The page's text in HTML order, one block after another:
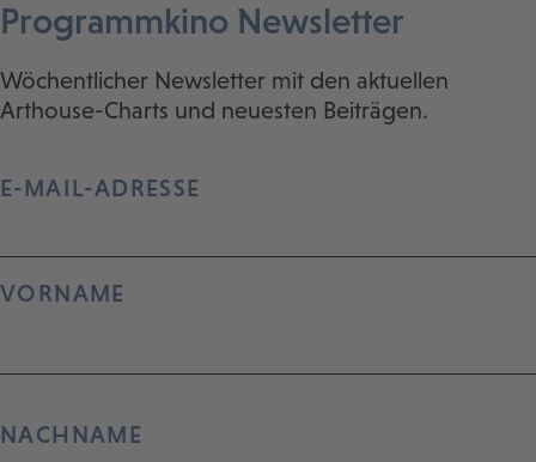
Programmkino Newsletter
Wöchentlicher Newsletter mit den aktuellen
Arthouse-Charts und neuesten Beiträgen.
E-MAIL-ADRESSE
VORNAME
NACHNAME